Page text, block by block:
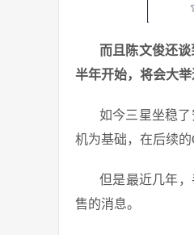
而且陈文俊还
半年开始，将会大
如今三星坐稳
机为基础，在后续
但是最近几年
售的消息。